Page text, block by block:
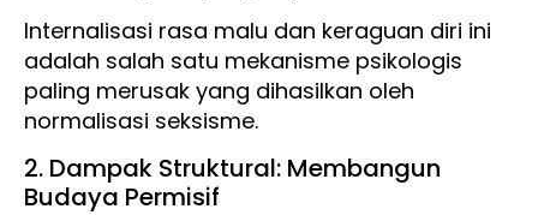
Internalisasi rasa malu dan keraguan diri ini
adalah salah satu mekanisme psikologis
paling merusak yang dihasilkan oleh
normalisasi seksisme.
2. Dampak Struktural: Membangun
Budaya Permisif